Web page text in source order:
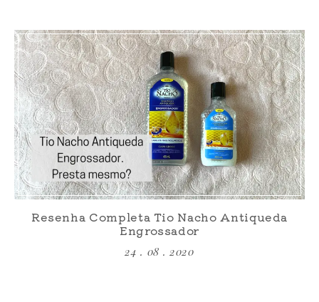
Resenha Completa Tio Nacho Antiqueda
Engrossador
24 . 08 . 2020